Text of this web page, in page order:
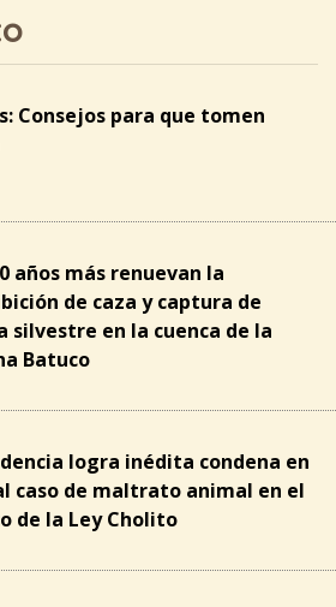
Consejos para que tomen
años más renuevan la
de caza y captura de
silvestre en la cuenca de la
Batuco
logra inédita condena en
caso de maltrato animal en el
de la Ley Cholito